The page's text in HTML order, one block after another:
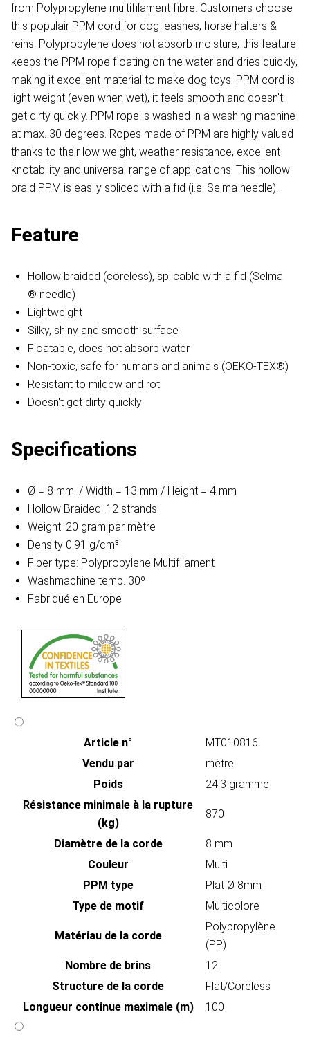
from Polypropylene multifilament fibre. Customers choose
this populair PPM cord for dog leashes, horse halters &
reins. Polypropylene does not absorb moisture, this feature
keeps the PPM rope floating on the water and dries quickly,
making it excellent material to make dog toys. PPM cord is
light weight (even when wet), it feels smooth and doesn't
get dirty quickly. PPM rope is washed in a washing machine
at max. 30 degrees. Ropes made of PPM are highly valued
thanks to their low weight, weather resistance, excellent
knotability and universal range of applications. This hollow
braid PPM is easily spliced with a fid (i.e. Selma needle).
Feature
Hollow braided (coreless), splicable with a fid (Selma
® needle)
Lightweight
Silky, shiny and smooth surface
Floatable, does not absorb water
Non-toxic, safe for humans and animals (OEKO-TEX®)
Resistant to mildew and rot
Doesn't get dirty quickly
Specifications
Ø = 8 mm. / Width = 13 mm / Height = 4 mm
Hollow Braided: 12 strands
Weight: 20 gram par mètre
Density 0.91 g/cm³
Fiber type: Polypropylene Multifilament
Washmachine temp. 30º
Fabriqué en Europe
Article n°
MT010816
Vendu par
mètre
Poids
24.3 gramme
Résistance minimale à la rupture
(kg)
870
Diamètre de la corde
8 mm
Couleur
Multi
PPM type
Plat Ø 8mm
Type de motif
Multicolore
Matériau de la corde
Polypropylène
(PP)
Nombre de brins
12
Structure de la corde
Flat/Coreless
Longueur continue maximale (m)
100